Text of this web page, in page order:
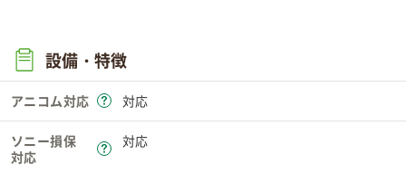
設備・特徴
アニコム対応 対応
ソニー損保
対応
対応